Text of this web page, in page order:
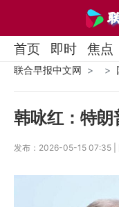
首页 即时 焦点
联合早报中文网
韩咏红：特
发布：2026-05-15 07:35 |